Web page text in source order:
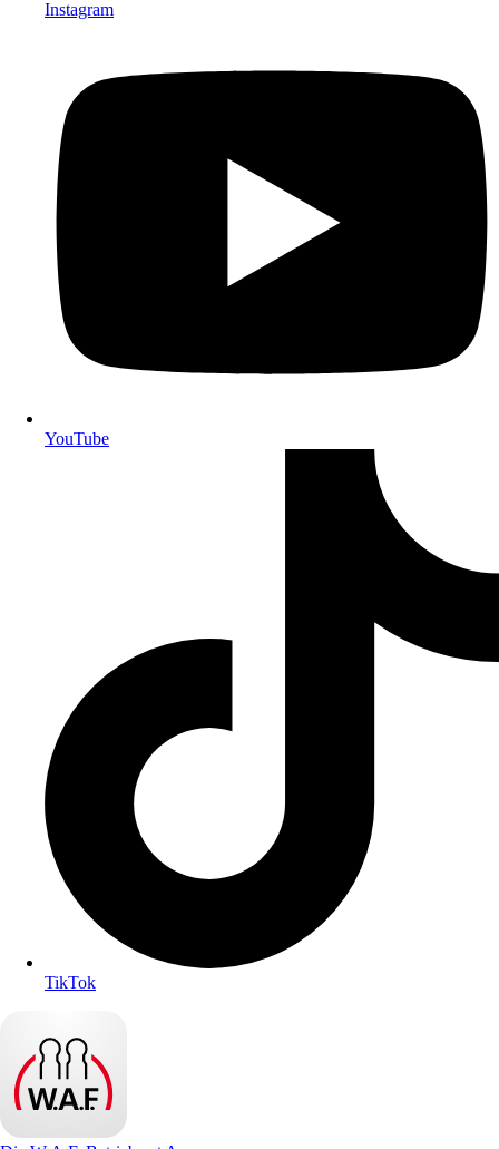
Instagram
YouTube
TikTok